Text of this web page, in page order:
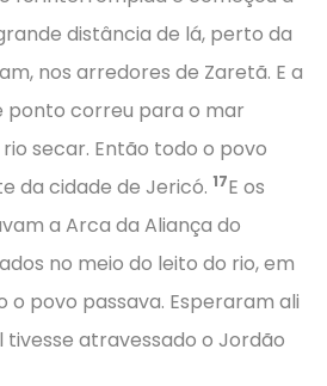
distância de lá, perto da
nos arredores de Zaretã. E a
ponto correu para o mar
secar. Então todo o povo
da cidade de Jericó. 17E os
a Arca da Aliança do
no meio do leito do rio, em
o povo passava. Esperaram ali
atravessado o Jordão